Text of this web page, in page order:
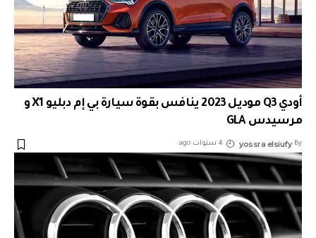
أودي Q3 موديل 2023 ينافس بقوة سيارة بي إم دبليو X1 و
مرسيدس GLA
By
yossra elsiufy 4 سنوات ago